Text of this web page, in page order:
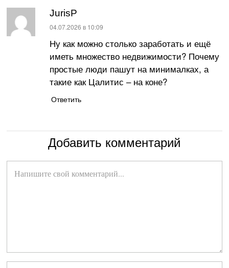
JurisP
:
04.07.2026 в 10:09
Ну как можно столько заработать и ещё
иметь множество недвижимости? Почему
простые люди пашут на минималках, а
такие как Цалитис – на коне?
Ответить
Добавить комментарий